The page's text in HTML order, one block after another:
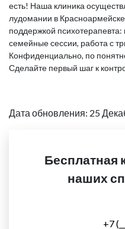
есть! Наша клиника
лудомании в
поддержкой
семейные сессии, работа с
Конфиденциально, по
Сделайте первый шаг к
Дата обновления: 25
Бесплатная
наших